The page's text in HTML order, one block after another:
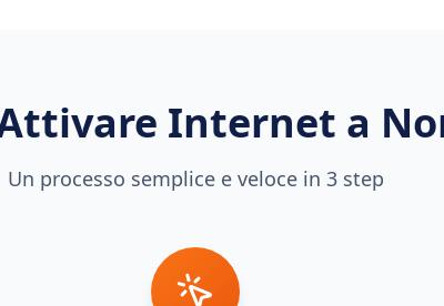
Internet a
Un processo semplice e veloce in 3 step